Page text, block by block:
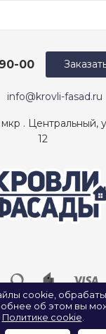
info@krovli-fasad.ru
00
. Центральный,
12
И ФАСАДЫ», Все
А. А. ИНН:
cookie,
об этом вы
Политике cookie.